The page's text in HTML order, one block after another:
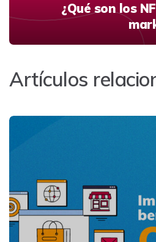
¿Qué son los
Artículos